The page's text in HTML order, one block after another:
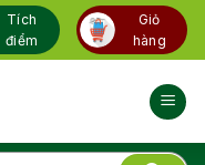
Tích
điểm
Giỏ
hàng